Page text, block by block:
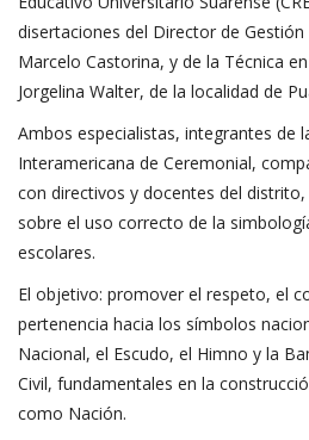
disertaciones del Director de
Marcelo Castorina, y de la Técnica
Jorgelina Walter, de la localidad de
Ambos especialistas, integrantes de
Interamericana de Ceremonial,
con directivos y docentes del
sobre el uso correcto de la
escolares.
El objetivo: promover el respeto, el
pertenencia hacia los símbolos
Nacional, el Escudo, el Himno y la
Civil, fundamentales en la
como Nación.